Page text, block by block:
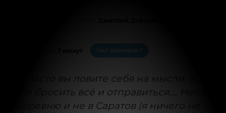
Как часто вы ловите себя на мысли, а
если бросить всё и отправиться…. Нет, не
в деревню и не в Саратов (я ничего не